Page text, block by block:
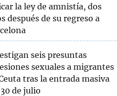
la ley de amnistía, dos
después de su regreso a
seis presuntas
sexuales a migrantes
tras la entrada masiva
de julio